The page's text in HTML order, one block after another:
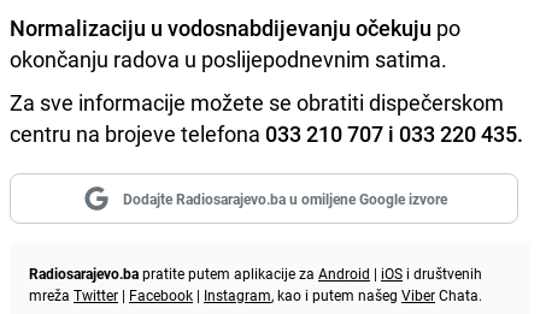
Normalizaciju u vodosnabdijevanju očekuju po
okončanju radova u poslijepodnevnim satima.
Za sve informacije možete se obratiti dispečerskom
centru na brojeve telefona 033 210 707 i 033 220 435.
Dodajte Radiosarajevo.ba u omiljene Google izvore
Radiosarajevo.bapratite putem aplikacije za Android | iOS i društvenih
mreža Twitter | Facebook | Instagram, kao i putem našeg ViberChata.